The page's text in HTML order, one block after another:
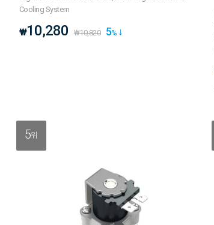
Cooling System
₩10,280 ₩10,820 5%
5위